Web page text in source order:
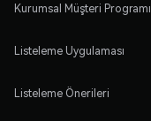
Kurumsal Müşteri Programı
Listeleme Uygulaması
Listeleme Önerileri